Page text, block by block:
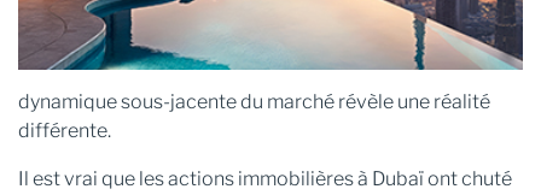
dynamique sous-jacente du marché révèle une réalité
différente.
Il est vrai que les actions immobilières à Dubaï ont chuté